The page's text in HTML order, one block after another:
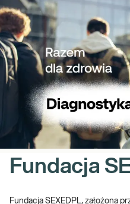
Fundacja
Fundacja SEXEDPL, założona